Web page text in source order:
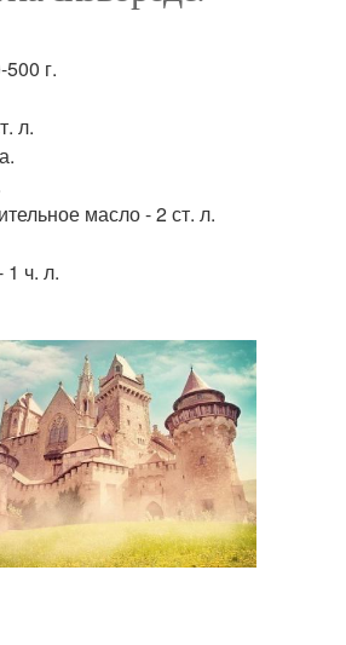
г.
л.
масло - 2 ст. л.
1 ч. л.